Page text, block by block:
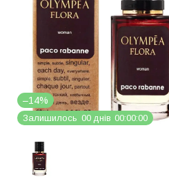
–14%
Залишилось 00 днів 00 00 00